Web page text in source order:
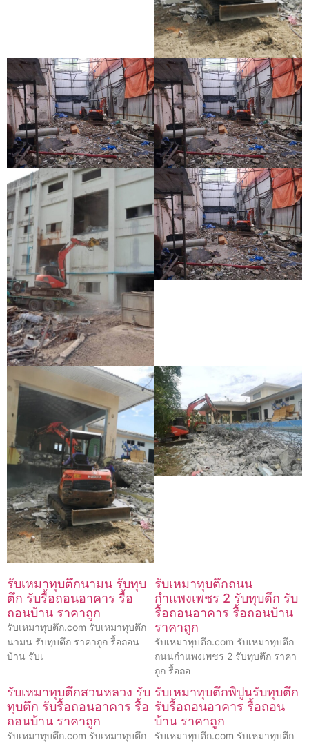
รับเหมาทุบตึกนามน รับทุบ
ตึก รับรื้อถอนอาคาร รื้อ
ถอนบ้าน ราคาถูก
รับเหมาทุบตึก.com รับเหมาทุบตึก
นามน รับทุบตึก ราคาถูก รื้อถอน
บ้าน รับเ
รับเหมาทุบตึกถนน
กำแพงเพชร 2 รับทุบตึก รับ
รื้อถอนอาคาร รื้อถอนบ้าน
ราคาถูก
รับเหมาทุบตึก.com รับเหมาทุบตึก
ถนนกำแพงเพชร 2 รับทุบตึก ราคา
ถูก รื้อถอ
รับเหมาทุบตึกสวนหลวง รับ
ทุบตึก รับรื้อถอนอาคาร รื้อ
ถอนบ้าน ราคาถูก
รับเหมาทุบตึก.com รับเหมาทุบตึก
รับเหมาทุบตึกพิปูนรับทุบตึก
รับรื้อถอนอาคาร รื้อถอน
บ้าน ราคาถูก
รับเหมาทุบตึก.com รับเหมาทุบตึก